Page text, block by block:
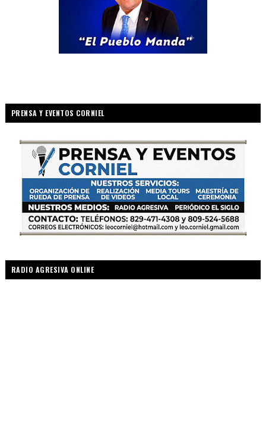
PRENSA Y EVENTOS CORNIEL
RADIO AGRESIVA ONLINE